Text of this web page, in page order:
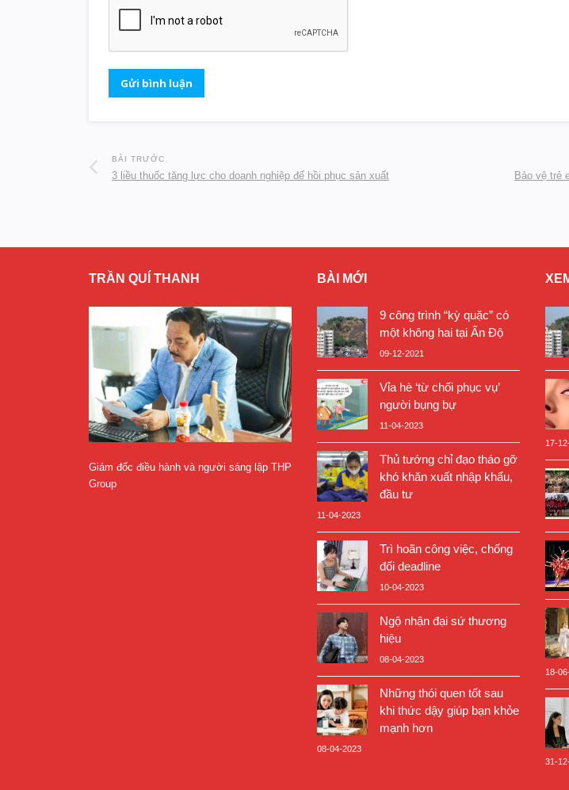
BÀI TRƯỚC
3 liều thuốc tăng lực cho doanh nghiệp để hồi phục sản xuất Bảo vệ trẻ
TRẦN QUÍ THANH
Giám đốc điều hành và người sáng lập THP
Group
BÀI MỚI
9 công trình “kỳ quặc” có
một không hai tại Ấn Độ
09-12-2021
Vỉa hè ‘từ chối phục vụ’
người bụng bự
11-04-2023
Thủ tướng chỉ đạo tháo gỡ
khó khăn xuất nhập khẩu,
đầu tư
11-04-2023
Trì hoãn công việc, chống
đối deadline
10-04-2023
Ngộ nhận đại sứ thương
hiệu
08-04-2023
Những thói quen tốt sau
khi thức dậy giúp bạn khỏe
mạnh hơn
08-04-2023
17-
18-
31-